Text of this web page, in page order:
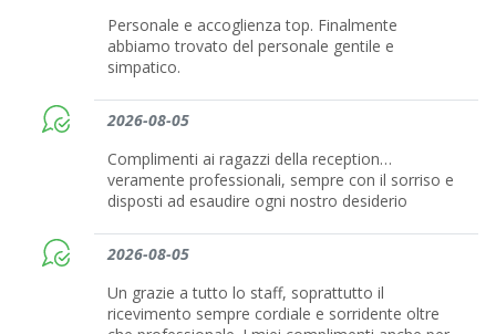
Personale e accoglienza top. Finalmente
abbiamo trovato del personale gentile e
simpatico.
2026-08-05
Complimenti ai ragazzi della reception…
veramente professionali, sempre con il sorriso e
disposti ad esaudire ogni nostro desiderio
2026-08-05
Un grazie a tutto lo staff, soprattutto il
ricevimento sempre cordiale e sorridente oltre